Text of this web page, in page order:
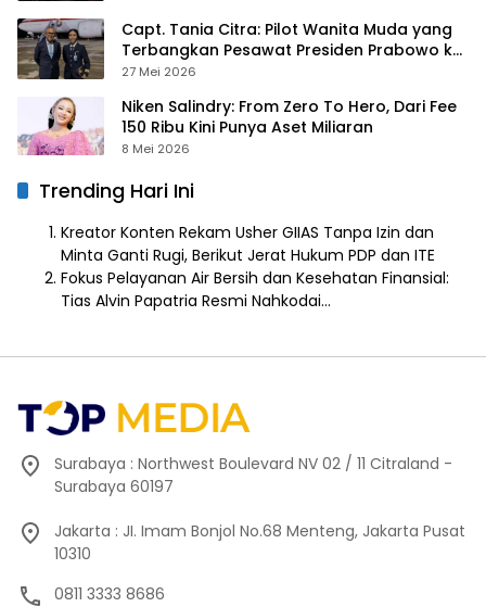
Capt. Tania Citra: Pilot Wanita Muda yang
Terbangkan Pesawat Presiden Prabowo ke
Prancis
27 Mei 2026
Niken Salindry: From Zero To Hero, Dari Fee
150 Ribu Kini Punya Aset Miliaran
8 Mei 2026
Trending Hari Ini
Kreator Konten Rekam Usher GIIAS Tanpa Izin dan
Minta Ganti Rugi, Berikut Jerat Hukum PDP dan ITE
Fokus Pelayanan Air Bersih dan Kesehatan Finansial:
Tias Alvin Papatria Resmi Nahkodai…
Surabaya : Northwest Boulevard NV 02 / 11 Citraland -
Surabaya 60197
Jakarta : JI. Imam Bonjol No.68 Menteng, Jakarta Pusat
10310
0811 3333 8686